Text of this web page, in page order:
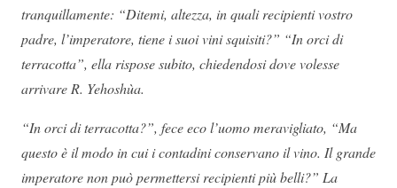
tranquillamente: “Ditemi, altezza, in quali recipienti vostro
padre, l’imperatore, tiene i suoi vini squisiti?” “In orci di
terracotta”, ella rispose subito, chiedendosi dove volesse
arrivare R. Yehoshùa.
“In orci di terracotta?”, fece eco l’uomo meravigliato, “Ma
questo è il modo in cui i contadini conservano il vino. Il grande
imperatore non può permettersi recipienti più belli?” La